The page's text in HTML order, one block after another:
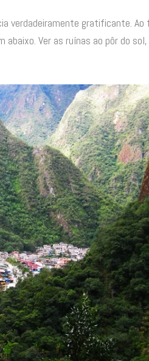
verdadeiramente gratificante.
Ver as ruínas ao pôr do